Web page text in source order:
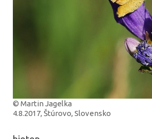
© Martin Jagelka
4.8.2017, Štúrovo, Slovensko